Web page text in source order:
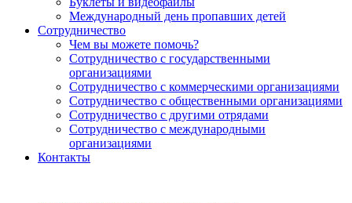
Международный день пропавших детей
Сотрудничество
Чем вы можете помочь?
Сотрудничество с государственными
организациями
Сотрудничество с коммерческими организациями
Сотрудничество с общественными организациями
Сотрудничество с другими отрядами
Сотрудничество с международными
организациями
Контакты